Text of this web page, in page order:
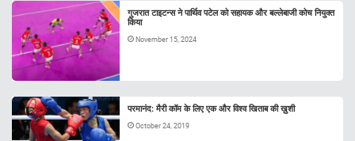
गुजरात टाइटन्स ने पार्थिव पटेल को सहायक और बल्लेबाजी कोच नियुक्त
किया
November 15, 2024
परमानंद: मैरी कॉम के लिए एक और विश्व खिताब की ख़ुशी
October 24, 2019